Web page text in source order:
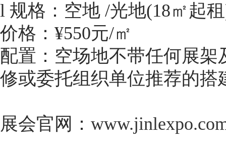
l 规格：空地 /光地(18㎡起
价格：¥550元/㎡
配置：空场地不带任何展
修或委托组织单位推荐的搭
展会官网：